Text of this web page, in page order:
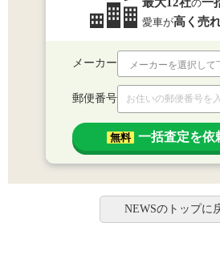
の
愛車が高く売
メーカー
郵便番号
無料 一括査定を依
NEWSのトップに